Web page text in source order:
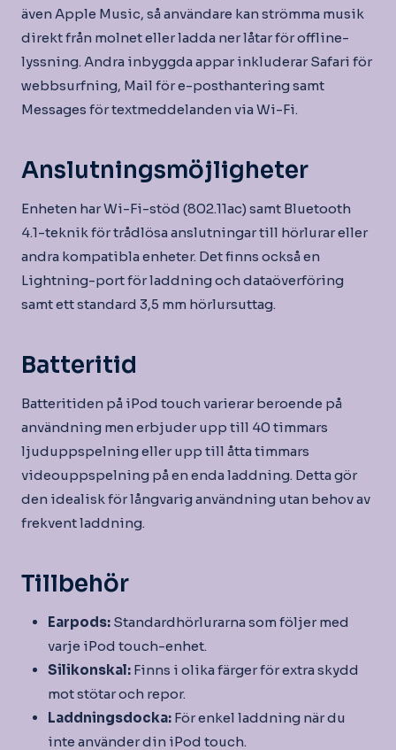
även Apple Music, så användare kan strömma musik
direkt från molnet eller ladda ner låtar för offline-
lyssning. Andra inbyggda appar inkluderar Safari för
webbsurfning, Mail för e-posthantering samt
Messages för textmeddelanden via Wi-Fi.
Anslutningsmöjligheter
Enheten har Wi-Fi-stöd (802.11ac) samt Bluetooth
4.1-teknik för trådlösa anslutningar till hörlurar eller
andra kompatibla enheter. Det finns också en
Lightning-port för laddning och dataöverföring
samt ett standard 3,5 mm hörlursuttag.
Batteritid
Batteritiden på iPod touch varierar beroende på
användning men erbjuder upp till 40 timmars
ljuduppspelning eller upp till åtta timmars
videouppspelning på en enda laddning. Detta gör
den idealisk för långvarig användning utan behov av
frekvent laddning.
Tillbehör
Earpods: Standardhörlurarna som följer med
varje iPod touch-enhet.
Silikonskal: Finns i olika färger för extra skydd
mot stötar och repor.
Laddningsdocka: För enkel laddning när du
inte använder din iPod touch.